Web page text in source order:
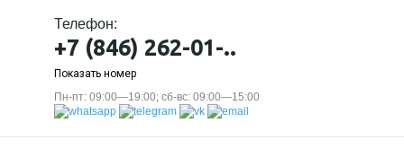
Телефон:
+7 (846) 262-01-..
Показать номер
Пн-пт: 09:00—19:00; сб-вс: 09:00—15:00